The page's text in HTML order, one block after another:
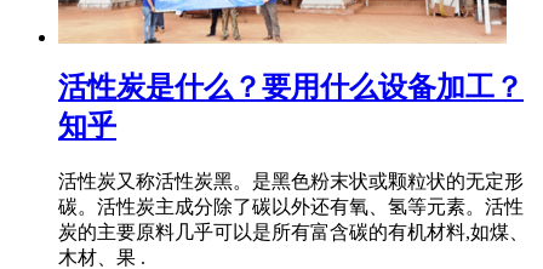
活性炭是什么？要用什么设备加工？
知乎
活性炭又称活性炭黑。是黑色粉末状或颗粒状的无定形
碳。活性炭主成分除了碳以外还有氧、氢等元素。活性
炭的主要原料几乎可以是所有富含碳的有机材料,如煤、
木材、果 .